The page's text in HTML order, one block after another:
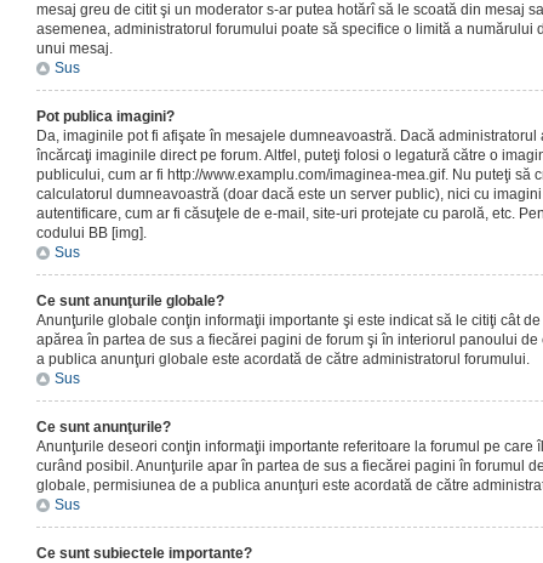
mesaj greu de citit şi un moderator s-ar putea hotărî să le scoată din mesaj
asemenea, administratorul forumului poate să specifice o limită a numărului
unui mesaj.
Sus
Pot publica imagini?
Da, imaginile pot fi afişate în mesajele dumneavoastră. Dacă
încărcaţi imaginile direct pe forum. Altfel, puteţi folosi o legatură către o
publicului, cum ar fi http://www.examplu.com/imaginea-mea.gif. Nu puteţi să
calculatorul dumneavoastră (doar dacă este un server public), nici cu
autentificare, cum ar fi căsuţele de e-mail, site-uri protejate cu parolă, etc.
codului BB [img].
Sus
Ce sunt anunţurile globale?
Anunţurile globale conţin informaţii importante şi este indicat să le citiţi cât
apărea în partea de sus a fiecărei pagini de forum şi în interiorul panoului
a publica anunţuri globale este acordată de către administratorul forumului.
Sus
Ce sunt anunţurile?
Anunţurile deseori conţin informaţii importante referitoare la forumul pe care
curând posibil. Anunţurile apar în partea de sus a fiecărei pagini în forumul
globale, permisiunea de a publica anunţuri este acordată de către
Sus
Ce sunt subiectele importante?